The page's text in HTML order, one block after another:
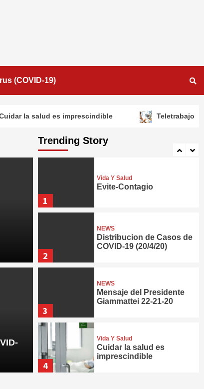
(COVID-19)
la salud es imprescindible Teletrabajo
de COVID-19
Trending Story
5
1
Vida Y Salud
Evite-Contagio
2
NEWS
Distribucion de Casos de
COVID-19 (20/4/20)
3
NEWS
Mensaje del Presidente
Giammattei 22-21-20
4
Vida Y Salud
Cuidar la salud es
imprescindible